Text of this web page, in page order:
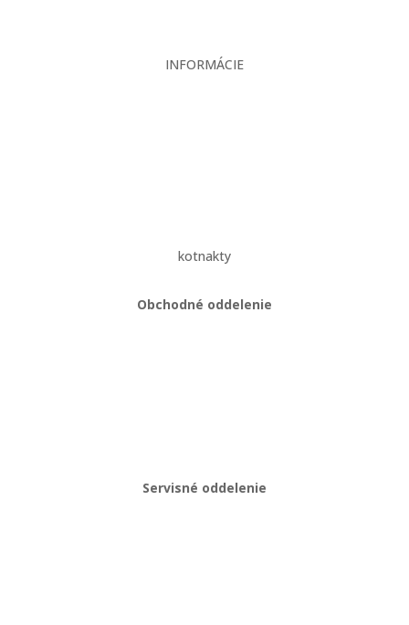
INFORMÁCIE
kotnakty
Obchodné oddelenie
Servisné oddelenie